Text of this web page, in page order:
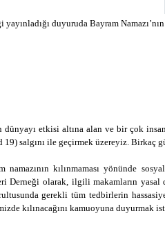
duyuruda Bayram
dünyayı etkisi altına alan ve bir çok
salgını ile geçirmek üzereyiz. Birkaç
namazının kılınmaması yönünde
Derneği olarak, ilgili makamların yasal
gerekli tüm tedbirlerin
kılınacağını kamuoyuna duyurmak